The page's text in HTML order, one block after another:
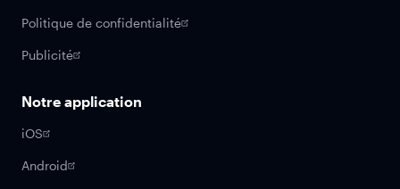
Politique de confidentialité
Publicité
Notre application
iOS
Android